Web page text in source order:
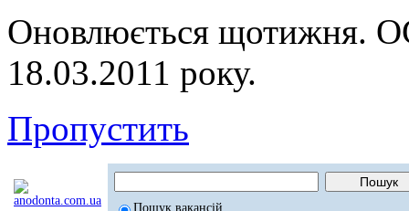
Оновлюється
18.03.2011 року.
Пропустить
Пошук вакансій